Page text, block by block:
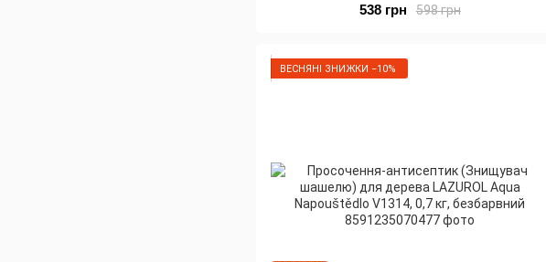
598 грн
538 грн
ВЕСНЯНІ ЗНИЖКИ −10%